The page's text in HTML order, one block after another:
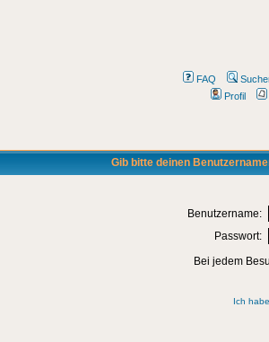
FAQ
Profil
Gib bitte deinen
Benutzername:
Passwort:
Bei jedem
Ich